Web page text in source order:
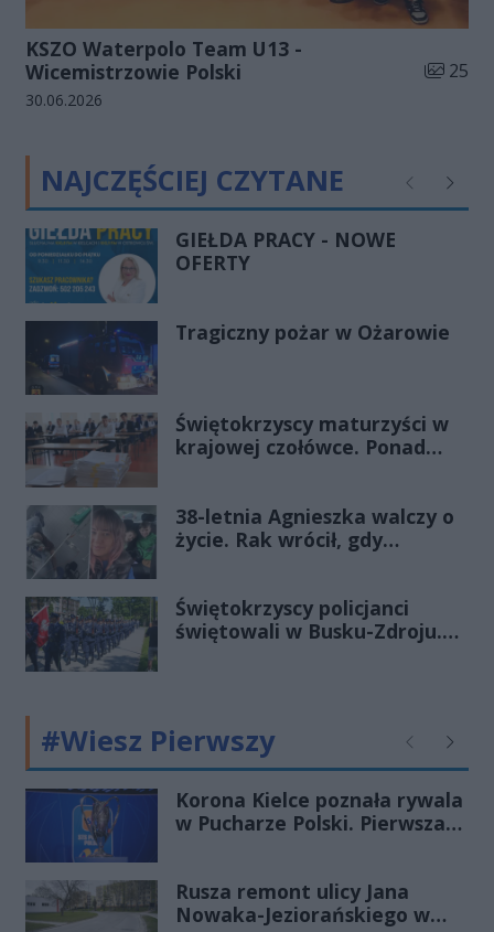
KSZO Waterpolo Team U13 -
Wicemistrzowie Polski
Liczba
25
Data dodania galerii:
30.06.2026
NAJCZĘŚCIEJ CZYTANE Poprzednie
GIEŁDA PRACY - NOWE
OFERTY
Tragiczny pożar w Ożarowie
Świętokrzyscy maturzyści w
krajowej czołówce. Ponad
38-letnia Agnieszka walczy o
życie. Rak wrócił, gdy
Świętokrzyscy policjanci
świętowali w Busku-Zdroju.
#Wiesz Pierwszy Poprzednie
Korona Kielce poznała rywala
w Pucharze Polski. Pierwsza
Radomiakiem
Rusza remont ulicy Jana
Nowaka-Jeziorańskiego w